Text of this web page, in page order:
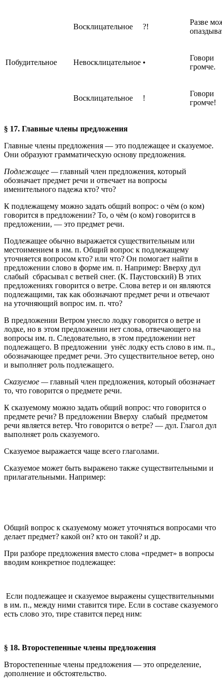
Восклицательное ?!
Разве
Побудительное Невосклицательное •
Говори
громче.
Восклицательное !
Говори
громче!
§ 17. Главные члены предложения
Главные члены предложения — это подлежащее и сказуемое.
Они образуют грамматическую основу предложения.
Подлежащее —главный член предложения, который
обозначает предмет речи и отвечает на вопросы
именительного падежа кто? что?
К подлежащему можно задать общий вопрос: о чём (о ком)
говорится в предложении? То, о чём (о ком) говорится в
предложении, — это предмет речи.
Подлежащее обычно выражается существительным или
местоимением в им. п. Общий вопрос к подлежащему
уточняется вопросом кто? или что? Он помогает найти в
предложении слово в форме им. п. Например: Вверху дул
слабый сбрасывал с ветвей снег. (К. Паустовский) В этих
предложениях говорится о ветре. Слова ветер и он являются
подлежащими, так как обозначают предмет речи и отвечают
на уточняющий вопрос им. п. что?
В предложении Ветром унесло лодку говорится о ветре и
лодке, но в этом предложении нет слова, отвечающего на
вопросы им. п. Следовательно, в этом предложении нет
подлежащего. В предложении унёс лодку есть слово в им. п.,
обозначающее предмет речи. Это существительное ветер, оно
и выполняет роль подлежащего.
Сказуемое —главный член предложения, который обозначает
то, что говорится о предмете речи.
К сказуемому можно задать общий вопрос: что говорится о
предмете речи? В предложении Вверху слабый предметом
речи является ветер. Что говорится о ветре? — дул. Глагол дул
выполняет роль сказуемого.
Сказуемое выражается чаще всего глаголами.
Сказуемое может быть выражено также существительными и
прилагательными. Например:
Общий вопрос к сказуемому может уточняться вопросами что
делает предмет? какой он? кто он такой? и др.
При разборе предложения вместо слова «предмет» в вопросы
вводим конкретное подлежащее:
Если подлежащее и сказуемое выражены существительными
в им. п., между ними ставится тире. Если в составе сказуемого
есть слово это, тире ставится перед ним:
§ 18. Второстепенные члены предложения
Второстепенные члены предложения — это определение,
дополнение и обстоятельство.